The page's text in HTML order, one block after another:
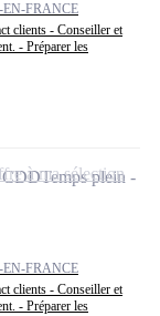
FRANCE
clients - Conseiller et
- Préparer les
FRANCE
clients - Conseiller et
- Préparer les
CDDTemps plein
à ma sélection